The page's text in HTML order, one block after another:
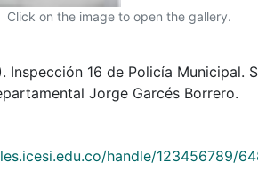
Click on the image to open the gallery.
Inspección 16 de Policía Municipal.
Jorge Garcés Borrero.
handle/123456789/